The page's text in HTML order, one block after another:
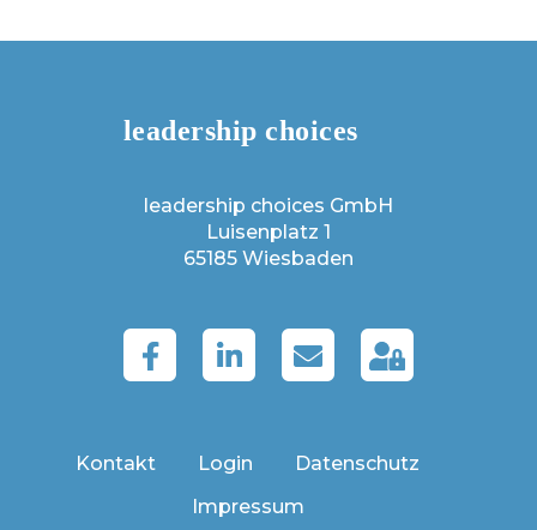
leadership choices GmbH
Luisenplatz 1
65185 Wiesbaden
Kontakt Login
Datenschutz
Impressum